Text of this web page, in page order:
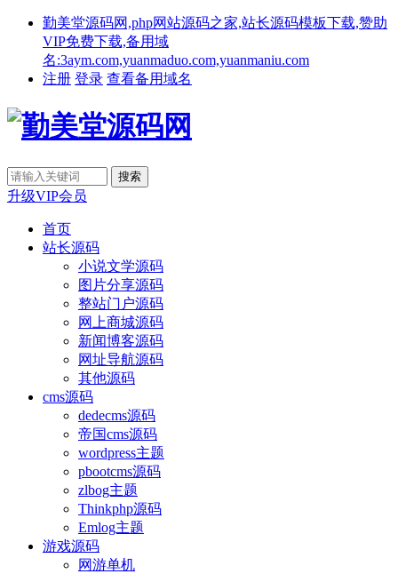
勤美堂源码网,php网站源码之家,站长源码模板下载,赞助
VIP免费下载,备用域
名:3aym.com,yuanmaduo.com,yuanmaniu.com
注册 登录 查看备用域名
升级VIP会员
首页
站长源码
小说文学源码
图片分享源码
整站门户源码
网上商城源码
新闻博客源码
网址导航源码
其他源码
cms源码
dedecms源码
帝国cms源码
wordpress主题
pbootcms源码
zlbog主题
Thinkphp源码
Emlog主题
游戏源码
网游单机